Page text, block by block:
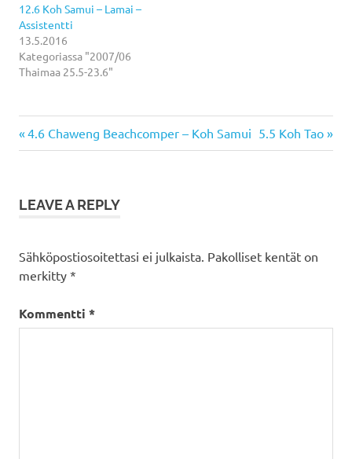
12.6 Koh Samui – Lamai –
Assistentti
13.5.2016
Kategoriassa "2007/06
Thaimaa 25.5-23.6"
Artikkelien
Previous
Post:
4.6 Chaweng Beachcomper – Koh Samui Next
Post:
5.5 Koh Tao
LEAVE A REPLY
Sähköpostiosoitettasi ei julkaista. Pakolliset kentät on
merkitty *
Kommentti *